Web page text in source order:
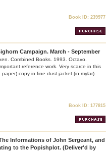
Book ID: 239977
Campaign. March - September
Combined Books. 1993. Octavo.
reference work. Very scarce in this
copy in fine dust jacket (in mylar).
Book ID: 177815
Informations of John Sergeant, and
to the Popishplot. (Deliver'd by